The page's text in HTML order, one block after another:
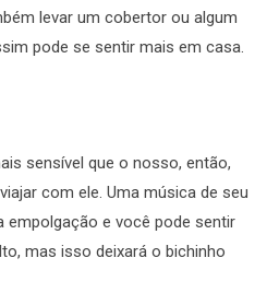
levar um cobertor ou algum
pode se sentir mais em casa.
sensível que o nosso, então,
com ele. Uma música de seu
empolgação e você pode sentir
mas isso deixará o bichinho